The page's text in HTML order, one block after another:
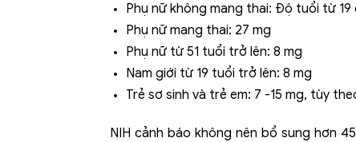
Phụ nữ không mang thai: Độ tuổi từ 19
Phụ nữ mang thai: 27 mg
Phụ nữ từ 51 tuổi trở lên: 8 mg
Nam giới từ 19 tuổi trở lên: 8 mg
Trẻ sơ sinh và trẻ em: 7 -15 mg, tùy
NIH cảnh báo không nên bổ sung hơn